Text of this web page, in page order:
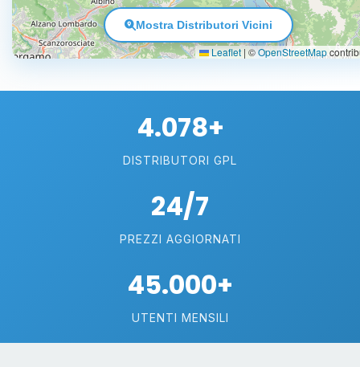
Leaflet | ©OpenStreetMap
Mostra Distributori Vicini
4.078+
DISTRIBUTORI GPL
24/7
PREZZI AGGIORNATI
45.000+
UTENTI MENSILI